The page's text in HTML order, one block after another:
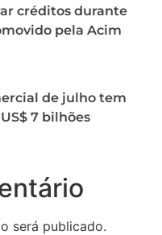
créditos durante
pela Acim
de julho tem
7 bilhões
será publicado.